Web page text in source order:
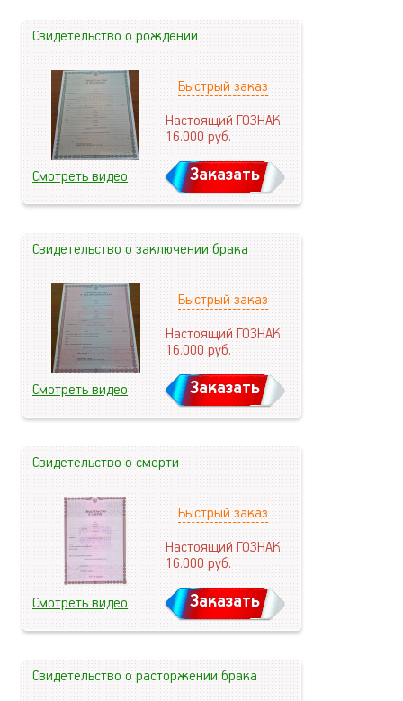
Свидетельство о рождении
Быстрый заказ
Настоящий ГОЗНАК
16.000руб.
Смотреть видео Заказать
Свидетельство о заключении брака
Быстрый заказ
Настоящий ГОЗНАК
16.000руб.
Смотреть видео Заказать
Свидетельство о смерти
Быстрый заказ
Настоящий ГОЗНАК
16.000руб.
Смотреть видео Заказать
Свидетельство о расторжении брака